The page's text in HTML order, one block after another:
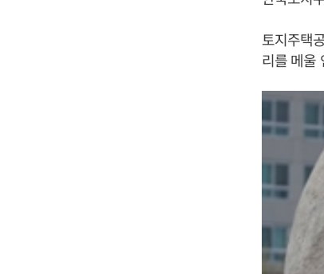
토지주택
리를 메울